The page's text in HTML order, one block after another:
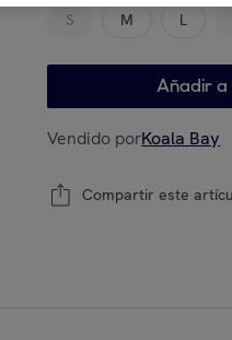
S M L
Añadir a
Vendido porKoala Bay
Compartir este